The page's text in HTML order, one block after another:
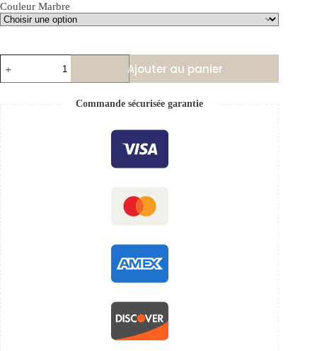
Couleur Marbre
Ajouter au panier
Commande sécurisée garantie